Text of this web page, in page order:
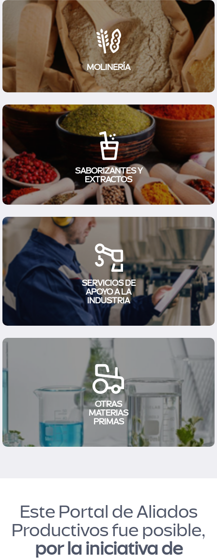
MOLINERÍA
SABORIZANTES Y
EXTRACTOS
SERVICIOS DE
APOYO A LA
INDUSTRIA
OTRAS
MATERIAS
PRIMAS
Este Portal de Aliados
Productivos fue posible,
por la iniciativa de